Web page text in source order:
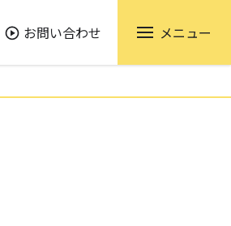
お問い合わせ メニュー